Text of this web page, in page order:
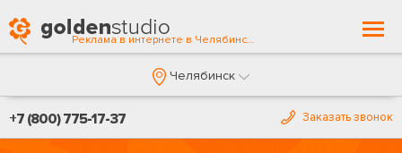
Реклама в интернете в Челябинске
Челябинск
+7 (800) 775-17-37 Заказать звонок